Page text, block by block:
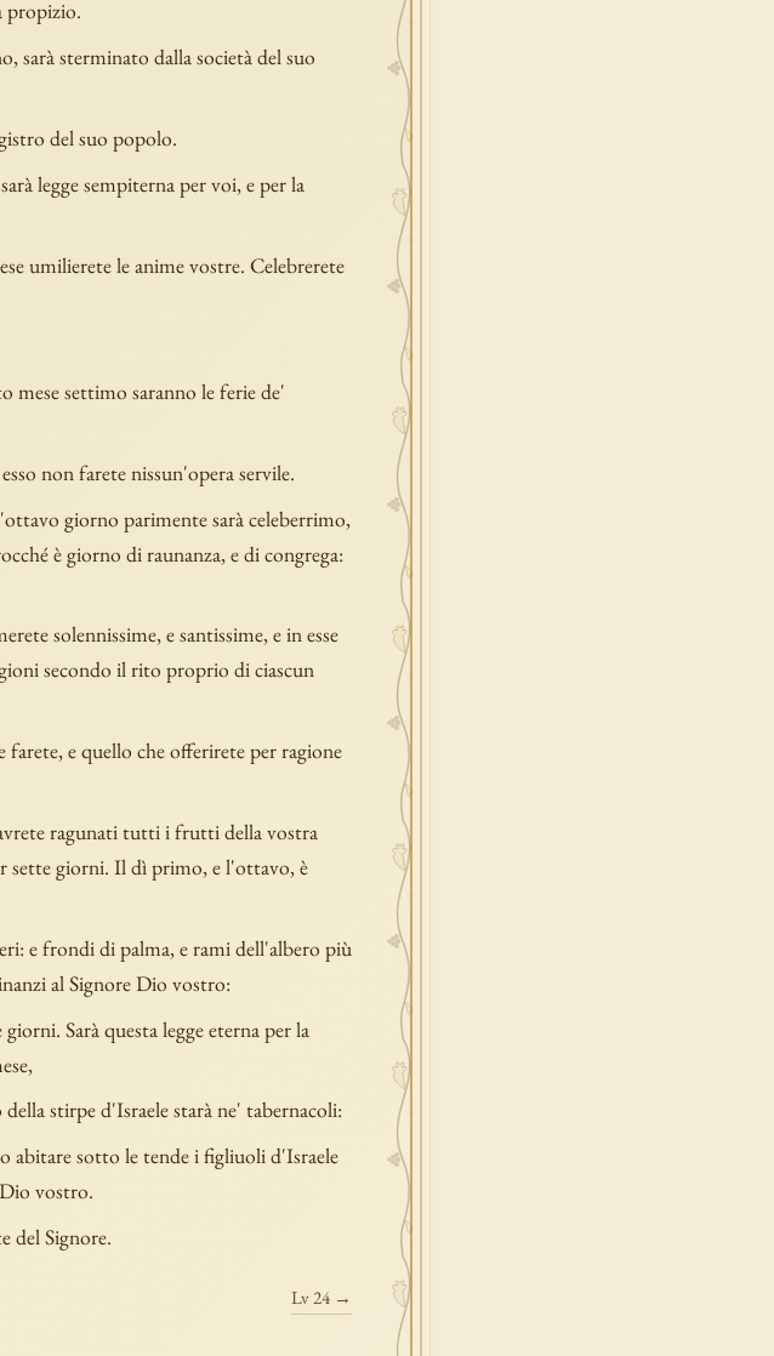
propizio.
sarà sterminato dalla società del suo
del suo popolo.
legge sempiterna per voi, e per la
umilierete le anime vostre. Celebrerete
settimo saranno le ferie de'
non farete nissun'opera servile.
giorno parimente sarà celeberrimo,
è giorno di raunanza, e di congrega:
solennissime, e santissime, e in esse
secondo il rito proprio di ciascun
e quello che offerirete per ragione
ragunati tutti i frutti della vostra
sette giorni. Il dì primo, e l'ottavo, è
e frondi di palma, e rami dell'albero più
al Signore Dio vostro:
Sarà questa legge eterna per la
stirpe d'Israele starà ne' tabernacoli:
sotto le tende i figliuoli d'Israele
vostro.
del Signore.
Lv 24 →